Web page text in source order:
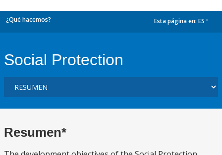
¿Qué hacemos? Esta página en: ES
Social Protection
Resumen*